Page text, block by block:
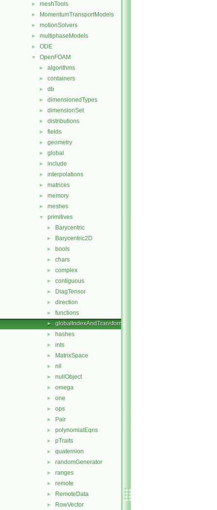
► meshTools
► MomentumTransportModels
► motionSolvers
► multiphaseModels
► ODE
▼ OpenFOAM
► algorithms
► containers
► db
► dimensionedTypes
► dimensionSet
► distributions
► fields
► geometry
► global
► include
► interpolations
► matrices
► memory
► meshes
▼ primitives
► Barycentric
► Barycentric2D
► bools
► chars
► complex
► contiguous
► DiagTensor
► direction
► functions
► globalIndexAndTransform
► hashes
► ints
► MatrixSpace
► nil
► nullObject
► omega
► one
► ops
► Pair
► polynomialEqns
► pTraits
► quaternion
► randomGenerator
► ranges
► remote
► RemoteData
► RowVector